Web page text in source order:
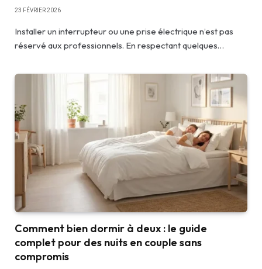
23 FÉVRIER 2026
Installer un interrupteur ou une prise électrique n’est pas
réservé aux professionnels. En respectant quelques…
Comment bien dormir à deux : le guide
complet pour des nuits en couple sans
compromis